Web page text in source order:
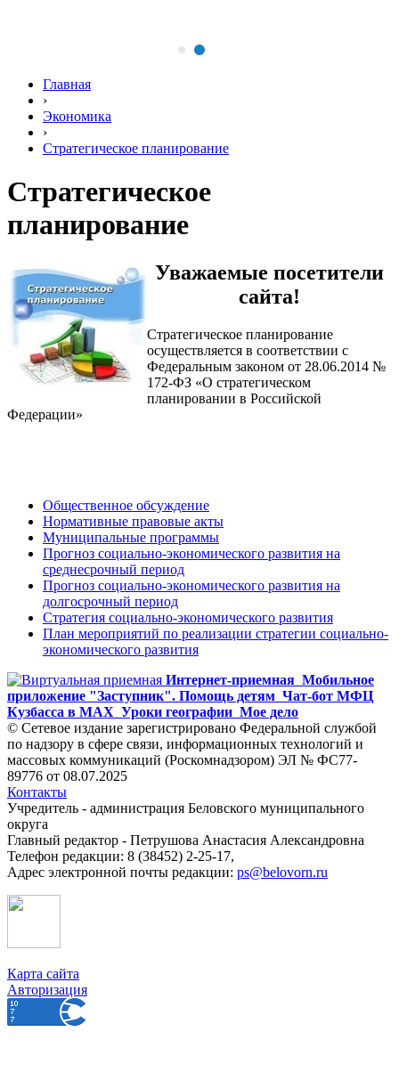
Главная
›
Экономика
›
Стратегическое планирование
Стратегическое
планирование
Уважаемые посетители
сайта!
Стратегическое планирование
осуществляется в соответствии с
Федеральным законом от 28.06.2014 №
172-ФЗ «О стратегическом
планировании в Российской
Федерации»
Общественное обсуждение
Нормативные правовые акты
Муниципальные программы
Прогноз социально-экономического развития на
среднесрочный период
Прогноз социально-экономического развития на
долгосрочный период
Стратегия социально-экономического развития
План мероприятий по реализации стратегии социально-
экономического развития
Интернет-приемная Мобильное
приложение "Заступник". Помощь детям Чат-бот МФЦ
Кузбасса в MAX Уроки географии Мое дело
© Сетевое издание зарегистрировано Федеральной службой
по надзору в сфере связи, информационных технологий и
массовых коммуникаций (Роскомнадзором) ЭЛ № ФС77-
89776 от 08.07.2025
Контакты
Учредитель - администрация Беловского муниципального
округа
Главный редактор - Петрушова Анастасия Александровна
Телефон редакции: 8 (38452) 2-25-17,
Адрес электронной почты редакции: ps@belovorn.ru
Карта сайта
Авторизация